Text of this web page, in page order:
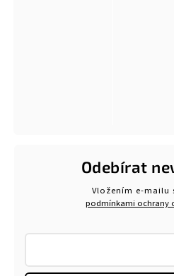
Odebírat
Vložením e-mailu
podmínkami ochrany